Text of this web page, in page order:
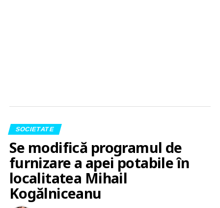
SOCIETATE
Se modifică programul de
furnizare a apei potabile în
localitatea Mihail
Kogălniceanu